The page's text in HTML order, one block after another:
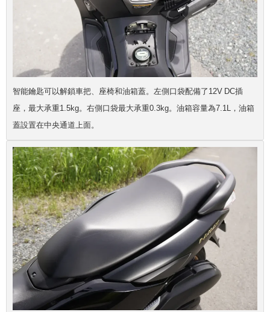
智能鑰匙可以解鎖車把、座椅和油箱蓋。左側口袋配備了12V DC插
座，最大承重1.5kg。右側口袋最大承重0.3kg。油箱容量為7.1L，油箱
蓋設置在中央通道上面。